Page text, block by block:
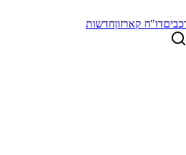
דו"ח קארזוןחדשות